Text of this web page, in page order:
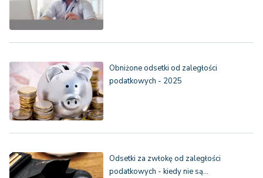
Obniżone odsetki od zaległości
podatkowych - 2025
Odsetki za zwłokę od zaległości
podatkowych - kiedy nie są…